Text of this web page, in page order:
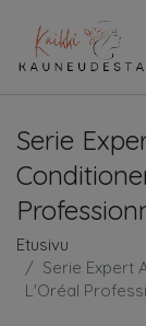
Serie
Etusivu
Serie Expert
L'Oréal